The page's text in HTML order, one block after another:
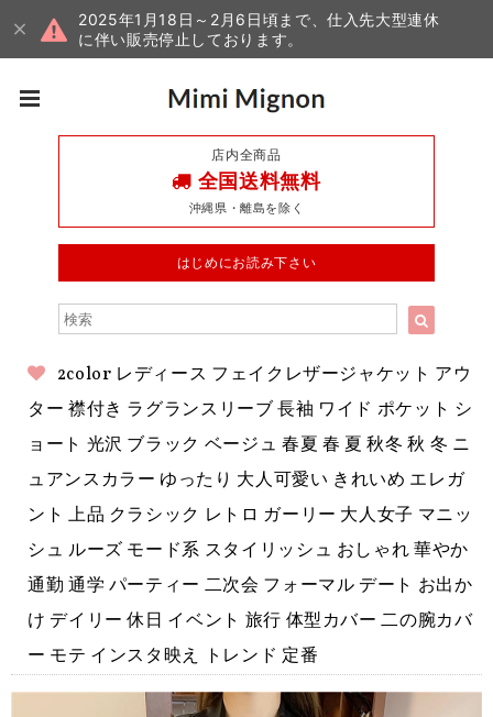
2025年1月18日～2月6日頃まで、仕入先大型連休
に伴い販売停止しております。
店内全商品
全国送料無料
沖縄県・離島を除く
はじめにお読み下さい
2color レディース フェイクレザージャケット アウ
ター 襟付き ラグランスリーブ 長袖 ワイド ポケット シ
ョート 光沢 ブラック ベージュ 春夏 春 夏 秋冬 秋 冬 ニ
ュアンスカラー ゆったり 大人可愛い きれいめ エレガ
ント 上品 クラシック レトロ ガーリー 大人女子 マニッ
シュ ルーズ モード系 スタイリッシュ おしゃれ 華やか
通勤 通学 パーティー 二次会 フォーマル デート お出か
け デイリー 休日 イベント 旅行 体型カバー 二の腕カバ
ー モテ インスタ映え トレンド 定番